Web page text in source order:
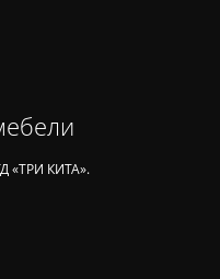
«ТРИ КИТА».